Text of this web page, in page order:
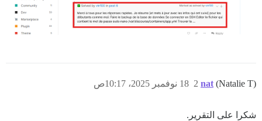
nat (Natalie T) 18 نوفمبر 2025، 10:17ص 2
شكرا على التقرير.